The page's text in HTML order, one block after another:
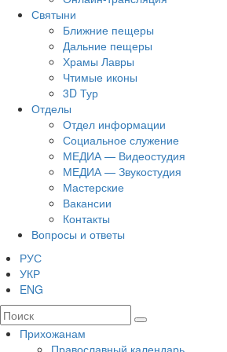
Святыни
Ближние пещеры
Дальние пещеры
Храмы Лавры
Чтимые иконы
3D Тур
Отделы
Отдел информации
Социальное служение
МЕДИА — Видеостудия
МЕДИА — Звукостудия
Мастерские
Вакансии
Контакты
Вопросы и ответы
РУС
УКР
ENG
Прихожанам
Православный календарь